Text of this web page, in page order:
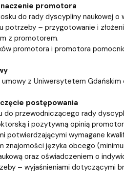
promotora
do rady dyscypliny naukowej
potrzeby – przygotowanie i
z promotorem.
promotora i promotora
umowy z Uniwersytetem
postępowania
do przewodniczącego rady
i pozytywną opinią
potwierdzającymi wymagane
znajomości języka obcego
oraz oświadczeniem o
– wyjaśnieniami dotyczącymi